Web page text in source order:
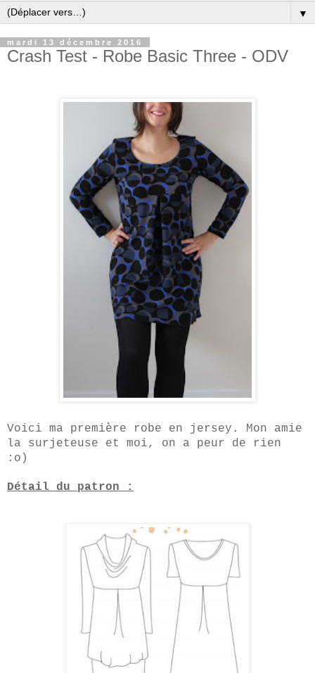
▼
mardi 13 décembre 2016
Crash Test - Robe Basic Three - ODV
Voici ma première robe en jersey . Mon amie
la surj eteuse et moi, on a peur de rien
:o)
Détail du patron :